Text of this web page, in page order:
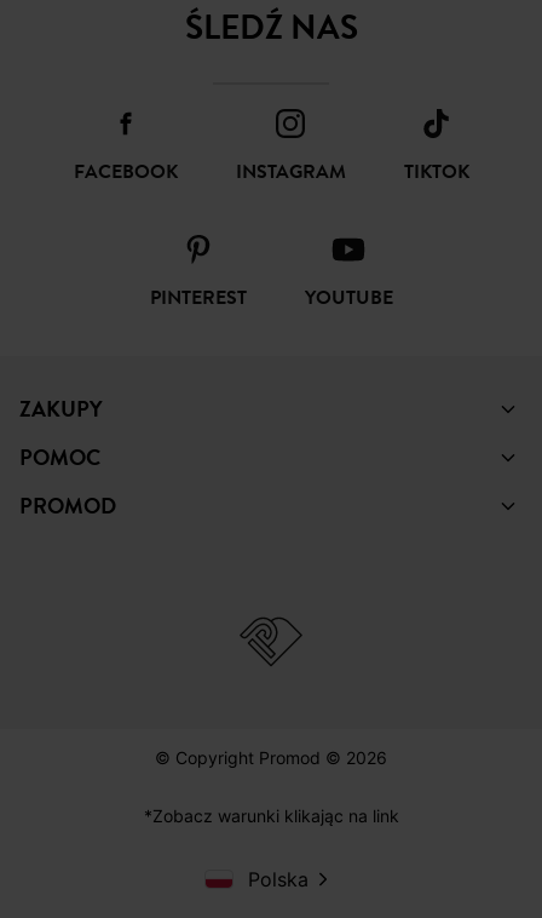
ŚLEDŹ NAS
FACEBOOK INSTAGRAM TIKTOK
PINTEREST YOUTUBE
ZAKUPY
POMOC
PROMOD
© Copyright Promod © 2026
*Zobacz warunki klikając na link
Polska